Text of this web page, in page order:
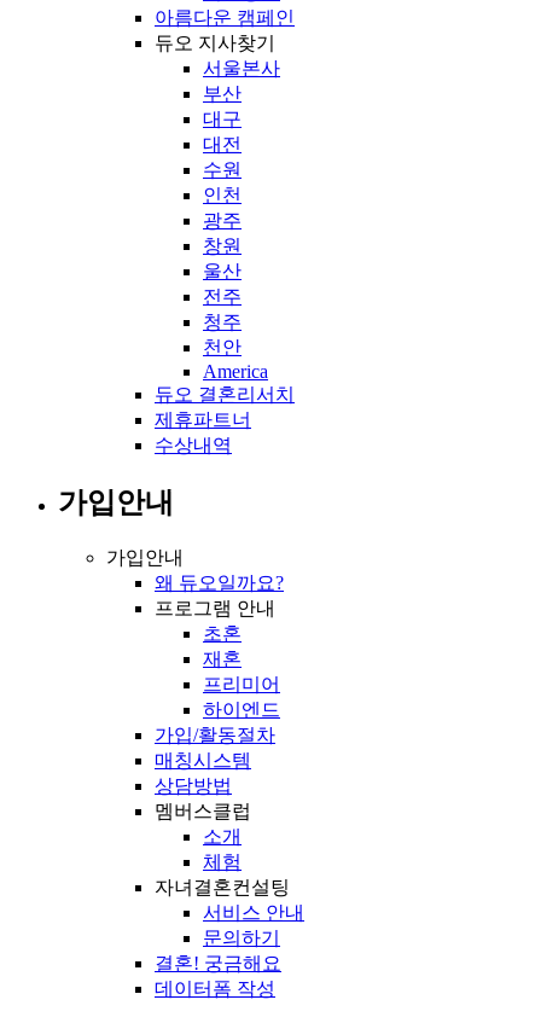
아름다운 캠페인
듀오 지사찾기
서울본사
부산
대구
대전
수원
인천
광주
창원
울산
전주
청주
천안
America
듀오 결혼리서치
제휴파트너
수상내역
가입안내
가입안내
왜 듀오일까요?
프로그램 안내
초혼
재혼
프리미어
하이엔드
가입/활동절차
매칭시스템
상담방법
멤버스클럽
소개
체험
자녀결혼컨설팅
서비스 안내
문의하기
결혼! 궁금해요
데이터폼 작성